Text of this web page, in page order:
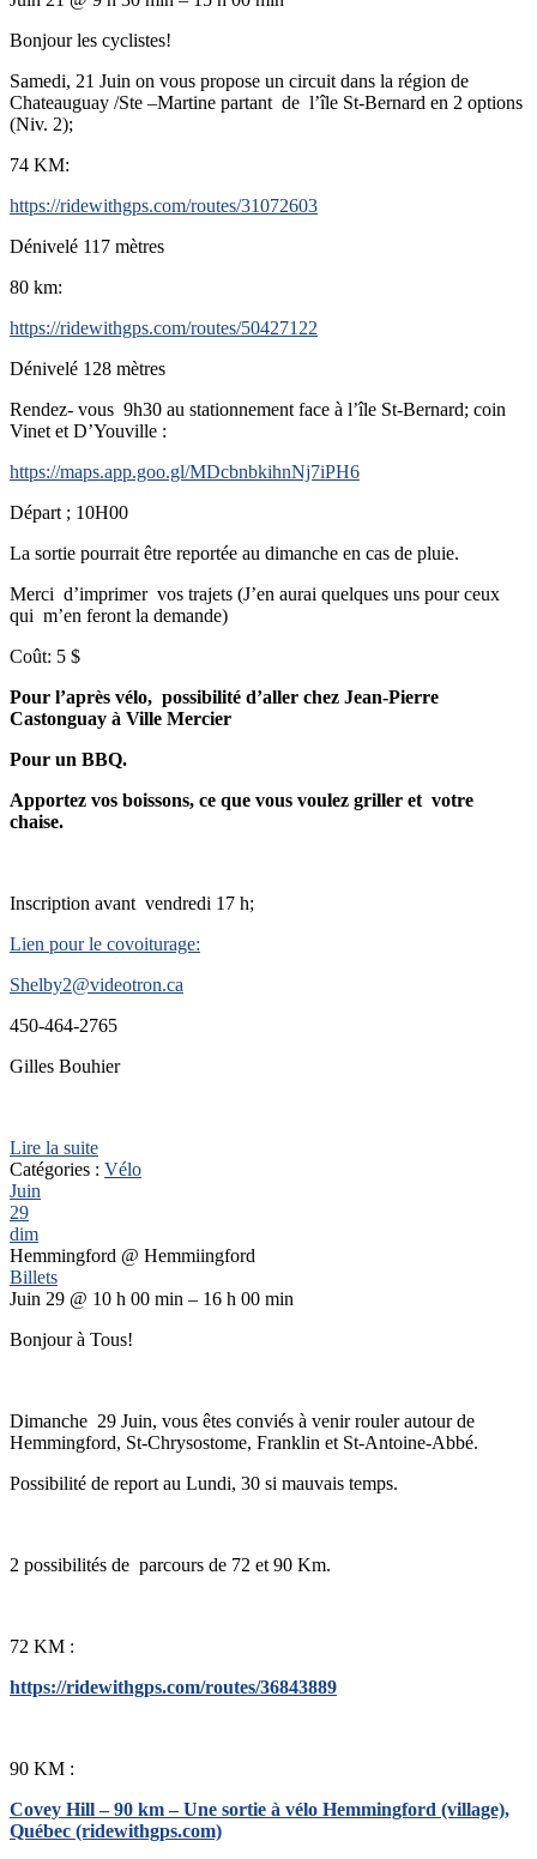
Bonjour les cyclistes!
Samedi, 21 Juin on vous propose un circuit dans la région de
Chateauguay /Ste –Martine partant de l’île St-Bernard en 2 options
(Niv. 2);
74 KM:
https://ridewithgps.com/routes/31072603
Dénivelé 117 mètres
80 km:
https://ridewithgps.com/routes/50427122
Dénivelé 128 mètres
Rendez- vous 9h30 au stationnement face à l’île St-Bernard; coin
Vinet et D’Youville :
https://maps.app.goo.gl/MDcbnbkihnNj7iPH6
Départ ; 10H00
La sortie pourrait être reportée au dimanche en cas de pluie.
Merci d’imprimer vos trajets (J’en aurai quelques uns pour ceux
qui m’en feront la demande)
Coût: 5 $
Pour l’après vélo, possibilité d’aller chez Jean-Pierre
Castonguay à Ville Mercier
Pour un BBQ.
Apportez vos boissons, ce que vous voulez griller et votre
chaise.
Inscription avant vendredi 17 h;
Lien pour le covoiturage:
Shelby2@videotron.ca
450-464-2765
Gilles Bouhier
Lire la suite
Catégories : Vélo
Juin
29
dim
Hemmingford @ Hemmiingford
Billets
Juin 29 @ 10 h 00 min – 16 h 00 min
Bonjour à Tous!
Dimanche 29 Juin, vous êtes conviés à venir rouler autour de
Hemmingford, St-Chrysostome, Franklin et St-Antoine-Abbé.
Possibilité de report au Lundi, 30 si mauvais temps.
2 possibilités de parcours de 72 et 90 Km.
72 KM :
https://ridewithgps.com/routes/36843889
90 KM :
Covey Hill – 90 km – Une sortie à vélo Hemmingford (village),
Québec (ridewithgps.com)